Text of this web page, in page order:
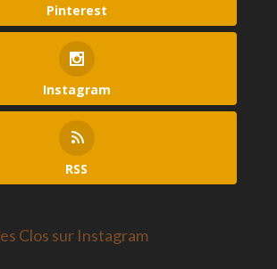
Pinterest
Instagram
RSS
Clos sur Instagram